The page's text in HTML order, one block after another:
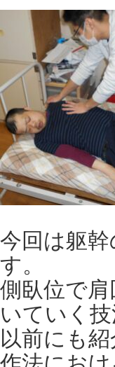
今回は躯
す。
側臥位で
いていく技
以前にも